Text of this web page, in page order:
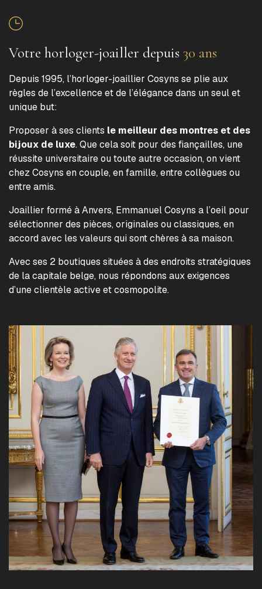
Votre horloger-joailler depuis 30 ans
Depuis 1995, l’horloger-joaillier Cosyns se plie aux
règles de l’excellence et de l’élégance dans un seul et
unique but:
Proposer à ses clients le meilleur des montres et des
bijoux de luxe. Que cela soit pour des fiançailles, une
réussite universitaire ou toute autre occasion, on vient
chez Cosyns en couple, en famille, entre collègues ou
entre amis.
Joaillier formé à Anvers, Emmanuel Cosyns a l’oeil pour
sélectionner des pièces, originales ou classiques, en
accord avec les valeurs qui sont chères à sa maison.
Avec ses 2 boutiques situées à des endroits stratégiques
de la capitale belge, nous répondons aux exigences
d’une clientèle active et cosmopolite.